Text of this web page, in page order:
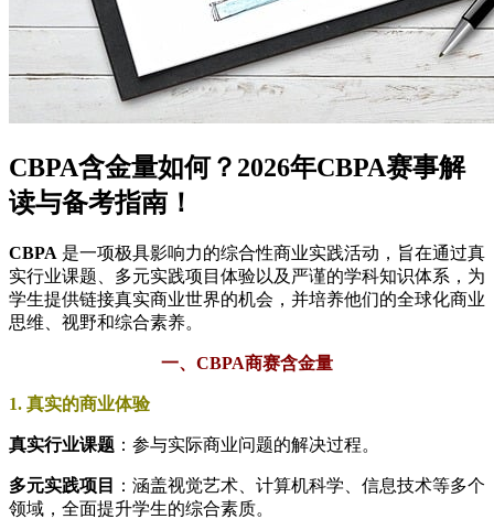
CBPA含金量如何？2026年CBPA赛事解
读与备考指南！
CBPA 是一项极具影响力的综合性商业实践活动，旨在通过真
实行业课题、多元实践项目体验以及严谨的学科知识体系，为
学生提供链接真实商业世界的机会，并培养他们的全球化商业
思维、视野和综合素养。
一、CBPA商赛含金量
1. 真实的商业体验
真实行业课题 ：参与实际商业问题的解决过程。
多元实践项目
：涵盖视觉艺术、计算机科学、信息技术等多个
领域，全面提升学生的综合素质。